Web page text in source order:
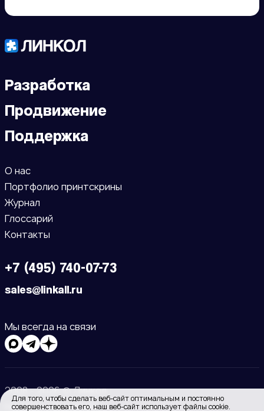
Для того, чтобы сделать веб-сайт оптимальным и постоянно
совершенствовать его, наш веб-сайт использует файлы cookie.
Разработка
Продвижение
Поддержка
О нас
Портфолио принтскрины
Журнал
Глоссарий
Контакты
+7 (495) 740-07-73
sales@linkall.ru
Мы всегда на связи
2008 - 2026 © Линкол
Москва
Владимир